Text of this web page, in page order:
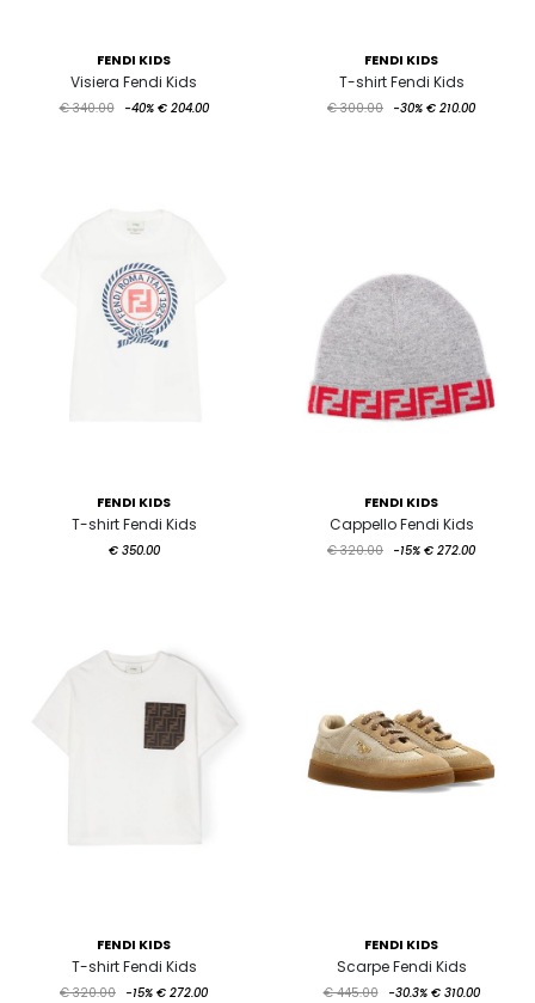
FENDI KIDS
Visiera Fendi Kids
€ 340.00 -40% € 204.00
FENDI KIDS
T-shirt Fendi Kids
€ 300.00 -30% € 210.00
FENDI KIDS
T-shirt Fendi Kids
€ 350.00
FENDI KIDS
Cappello Fendi Kids
€ 320.00 -15% € 272.00
FENDI KIDS
T-shirt Fendi Kids
€ 320.00 -15% € 272.00
FENDI KIDS
Scarpe Fendi Kids
€ 445.00 -30.3% € 310.00